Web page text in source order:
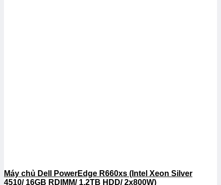
Máy chủ Dell PowerEdge R660xs (Intel Xeon Silver
4510/ 16GB RDIMM/ 1.2TB HDD/ 2x800W)